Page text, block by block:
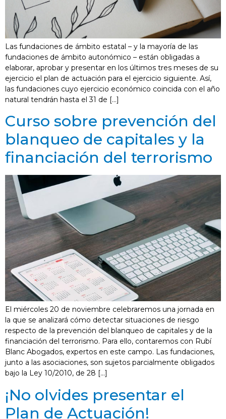
Las fundaciones de ámbito estatal – y la mayoría de las
fundaciones de ámbito autonómico – están obligadas a
elaborar, aprobar y presentar en los últimos tres meses de su
ejercicio el plan de actuación para el ejercicio siguiente. Así,
las fundaciones cuyo ejercicio económico coincida con el año
natural tendrán hasta el 31 de […]
Curso sobre prevención del
blanqueo de capitales y la
financiación del terrorismo
El miércoles 20 de noviembre celebraremos una jornada en
la que se analizará cómo detectar situaciones de riesgo
respecto de la prevención del blanqueo de capitales y de la
financiación del terrorismo. Para ello, contaremos con Rubí
Blanc Abogados, expertos en este campo. Las fundaciones,
junto a las asociaciones, son sujetos parcialmente obligados
bajo la Ley 10/2010, de 28 […]
¡No olvides presentar el
Plan de Actuación!